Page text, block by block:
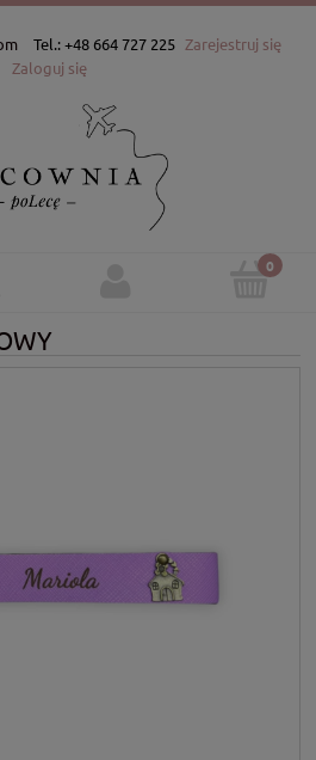
Tel.: +48 664 727 225 Zarejestruj się
Zaloguj się